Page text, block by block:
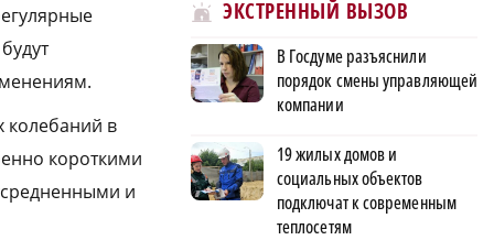
колебаний в
короткими
и
ЭКСТРЕННЫЙ ВЫЗОВ
В Госдуме разъяснили
порядок смены управляющей
компании
19 жилых домов и
социальных объектов
подключат к современным
теплосетям